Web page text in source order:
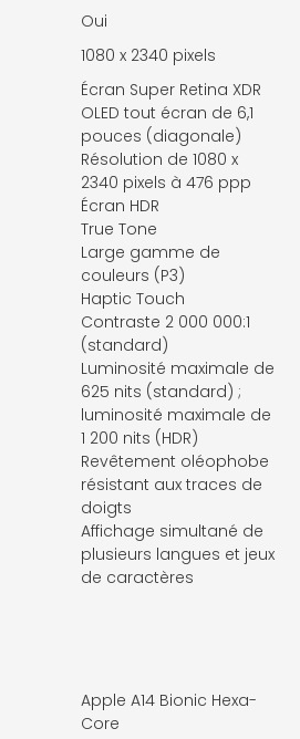
Oui
1080 x 2340 pixels
Écran Super Retina XDR
OLED tout écran de 6,1
pouces (diagonale)
Résolution de 1080 x
2340 pixels à 476 ppp
Écran HDR
True Tone
Large gamme de
couleurs (P3)
Haptic Touch
Contraste 2 000 000:1
(standard)
Luminosité maximale de
625 nits (standard) ;
luminosité maximale de
1 200 nits (HDR)
Revêtement oléophobe
résistant aux traces de
doigts
Affichage simultané de
plusieurs langues et jeux
de caractères
Apple A14 Bionic Hexa-
Core